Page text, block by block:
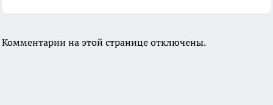
Комментарии на этой странице отключены.